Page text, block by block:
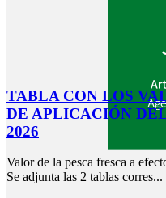
TABLA CON LOS
DE APLICACIÓN
2026
Valor de la pesca fresca a
Se adjunta las 2 tablas corres...